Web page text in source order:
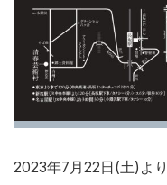
2023年7月22日(土)よ